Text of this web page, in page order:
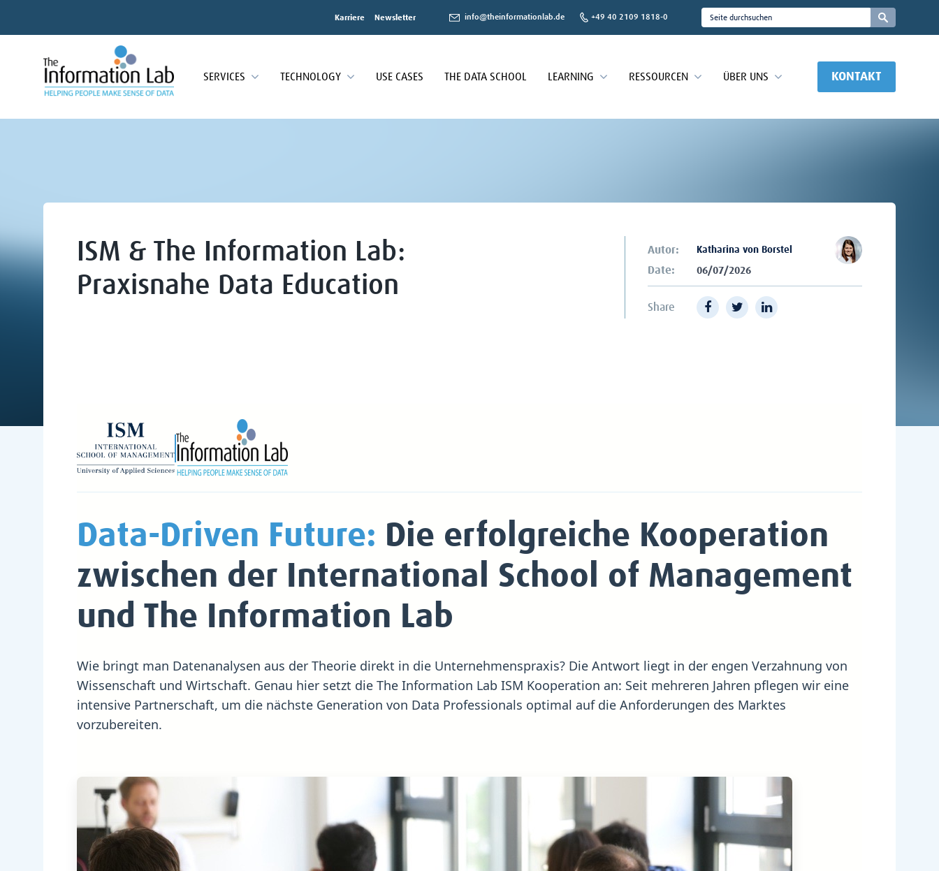
Karriere Newsletter info@theinformationlab.de +49 40 2109 1818-0
SERVICES TECHNOLOGY USE CASES THE DATA SCHOOL LEARNING RESSOURCEN ÜBER UNS KONTAKT
ISM & The Information Lab:
Praxisnahe Data Education
Autor: Katharina von Borstel
Date: 06/07/2026
Share
Data-Driven Future: Die erfolgreiche Kooperation
zwischen der International School of Management
und The Information Lab
Wie bringt man Datenanalysen aus der Theorie direkt in die Unternehmenspraxis? Die Antwort liegt in der engen Verzahnung von
Wissenschaft und Wirtschaft. Genau hier setzt die The Information Lab ISM Kooperation an: Seit mehreren Jahren pflegen wir eine
intensive Partnerschaft, um die nächste Generation von Data Professionals optimal auf die Anforderungen des Marktes
vorzubereiten.